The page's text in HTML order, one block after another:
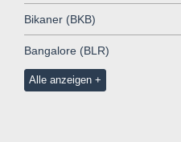
Bikaner (BKB)
Bangalore (BLR)
Alle anzeigen